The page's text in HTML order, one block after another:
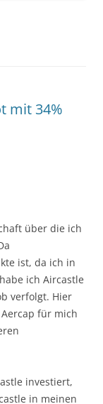
mit 34%
über die ich
ist, da ich in
ich Aircastle
verfolgt. Hier
für mich
investiert,
in meinen